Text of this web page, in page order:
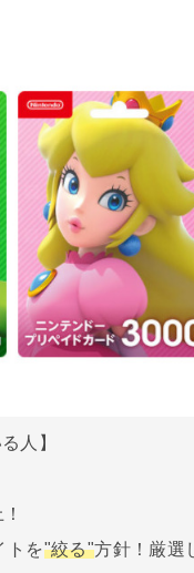
人】
トを"絞る"方針！厳選